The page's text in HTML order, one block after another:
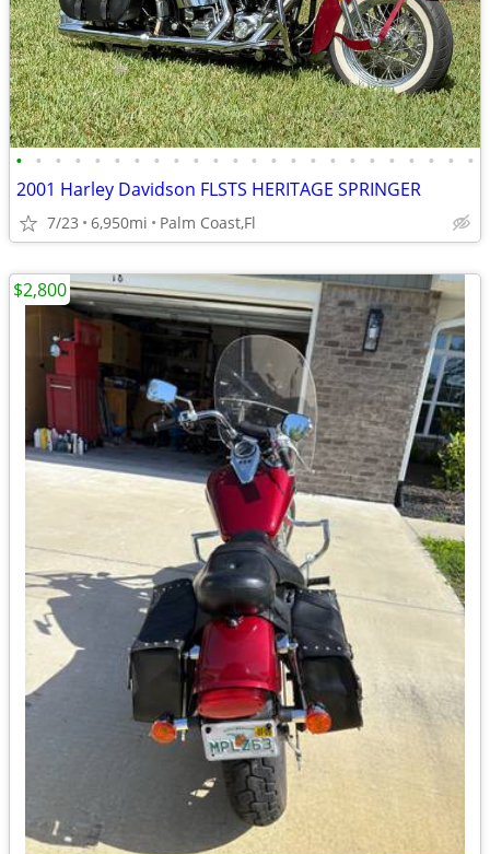
• • • • • • • • • • • • • • • • • • • • • • • •
2001 Harley Davidson FLSTS HERITAGE SPRINGER
7/23 6,950mi Palm Coast,Fl
$2,800